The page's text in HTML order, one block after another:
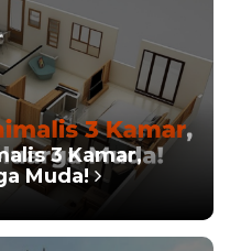
3 Kamar,
Muda!